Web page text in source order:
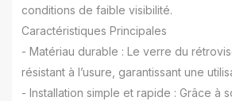
conditions de faible visibilité.
Caractéristiques Principales
- Matériau durable : Le verre du
résistant à l’usure, garantissant une
- Installation simple et rapide : Grâce à